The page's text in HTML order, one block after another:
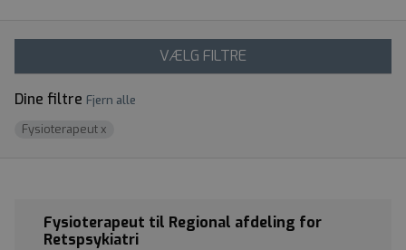
VÆLG FILTRE
Dine filtre Fjern alle
Fysioterapeutx
Fysioterapeut til Regional afdeling for
Retspsykiatri